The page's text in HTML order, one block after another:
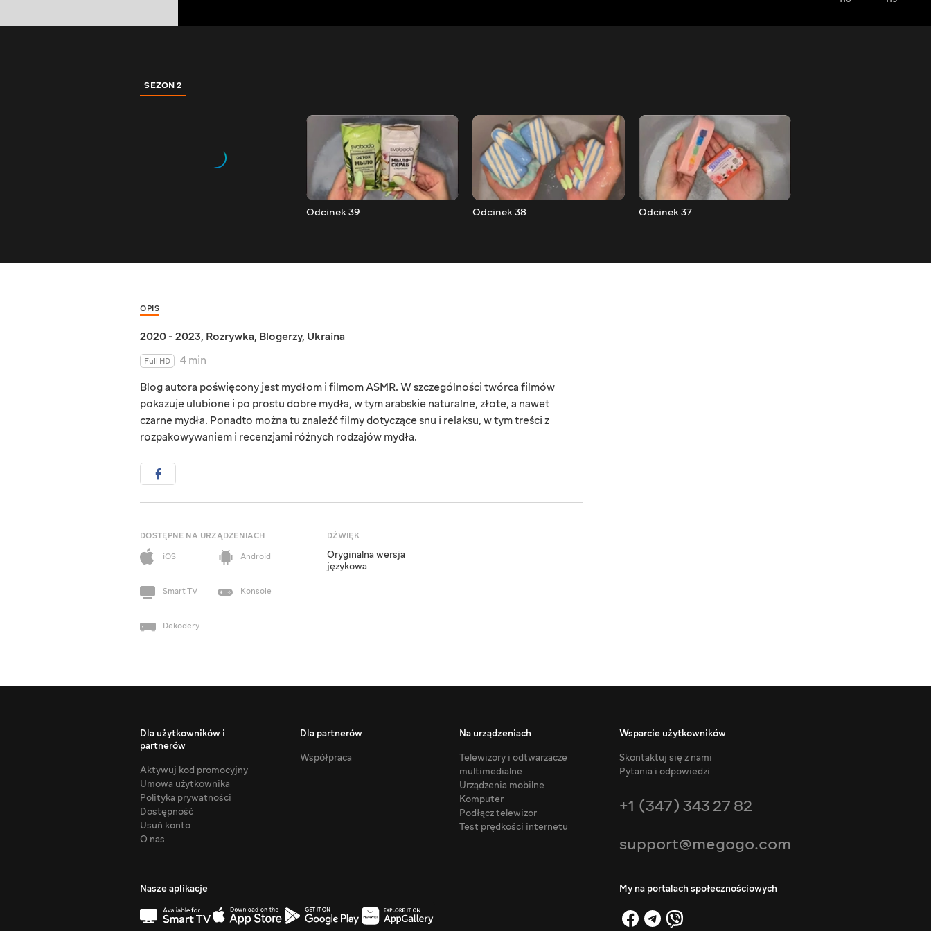
SEZON 2
Odcinek 39 Odcinek 38 Odcinek 37
OPIS
2020 - 2023, Rozrywka, Blogerzy, Ukraina
Full HD
4 min
Blog autora poświęcony jest mydłom i filmom ASMR. W szczególności twórca filmów
pokazuje ulubione i po prostu dobre mydła, w tym arabskie naturalne, złote, a nawet
czarne mydła. Ponadto można tu znaleźć filmy dotyczące snu i relaksu, w tym treści z
rozpakowywaniem i recenzjami różnych rodzajów mydła.
DOSTĘPNE NA URZĄDZENIACH
iOS
Android
Smart TV Konsole
Dekodery
DŹWIĘK
Oryginalna wersja
językowa
Dla użytkowników i
partnerów
Aktywuj kod promocyjny
Umowa użytkownika
Polityka prywatności
Dostępność
Usuń konto
O nas
Dla partnerów
Współpraca
Na urządzeniach
Telewizory i odtwarzacze
multimedialne
Urządzenia mobilne
Komputer
Podłącz telewizor
Test prędkości internetu
Wsparcie użytkowników
Skontaktuj się z nami
Pytania i odpowiedzi
+1 (347) 343 27 82
support@megogo.com
Nasze aplikacje My na portalach społecznościowych